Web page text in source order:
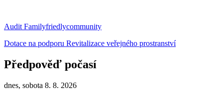
Audit Familyfriedlycommunity
Dotace na podporu Revitalizace veřejného prostranství
Předpověď počasí
dnes, sobota 8. 8. 2026